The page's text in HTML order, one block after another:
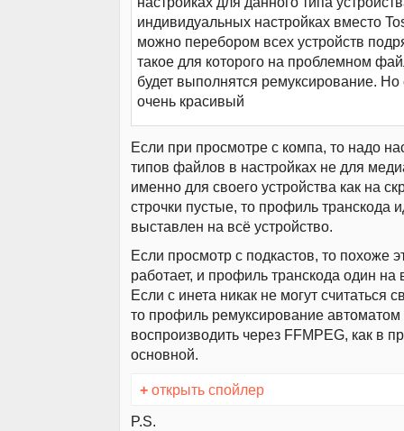
индивидуальных настройках вместо
можно перебором всех устройств
такое для которого на проблемном
будет выполнятся ремуксирование.
очень красивый
Если при просмотре с компа, то надо
типов файлов в настройках не для
именно для своего устройства как на
строчки пустые, то профиль транскода
выставлен на всё устройство.
Если просмотр с подкастов, то похоже
работает, и профиль транскода один на
Если с инета никак не могут считаться
то профиль ремуксирование автоматом
воспроизводить через FFMPEG, как в
основной.
+ открыть спойлер
P.S.